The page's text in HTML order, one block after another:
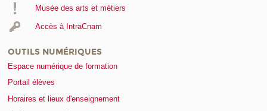
Musée des arts et métiers
Accès à IntraCnam
OUTILS NUMÉRIQUES
Espace numérique de formation
Portail élèves
Horaires et lieux d'enseignement